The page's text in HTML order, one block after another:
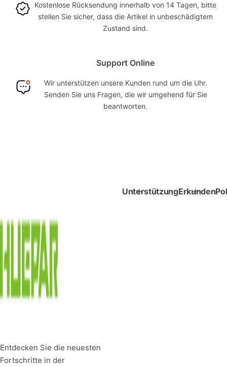
Kostenlose Rücksendung innerhalb von 14 Tagen, bitte
stellen Sie sicher, dass die Artikel in unbeschädigtem
Zustand sind.
Support Online
Wir unterstützen unsere Kunden rund um die Uhr.
Senden Sie uns Fragen, die wir umgehend für Sie
beantworten.
Entdecken Sie die neuesten
Fortschritte in der
UnterstützungErkunden